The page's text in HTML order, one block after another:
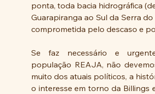
ponta, toda bacia hidrográfica
Guarapiranga ao Sul da Serra
comprometida pelo descaso e
Se faz necessário e
população REAJA, não
muito dos atuais políticos, a
o interesse em torno da Billings